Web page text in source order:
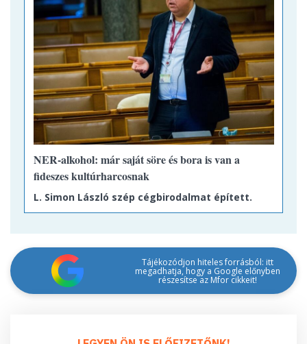
NER-alkohol: már saját söre és bora is van a
fideszes kultúrharcosnak
L. Simon László szép cégbirodalmat épített.
Tájékozódjon hiteles forrásból: itt
megadhatja, hogy a Google előnyben
részesítse az Mfor cikkeit!